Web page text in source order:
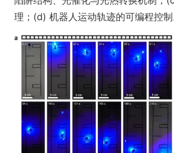
理；(d) 机器人运动轨迹的可编程控制